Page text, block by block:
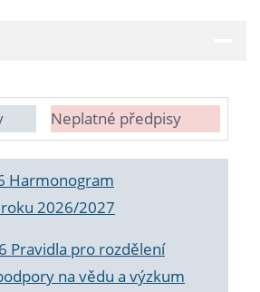
Neplatné předpisy
Harmonogram
2026/2027
Pravidla pro rozdělení
na vědu a výzkum